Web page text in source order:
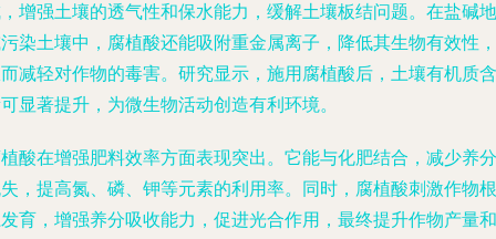
增强土壤的透气性和保水能力，缓解土壤板结问题。在盐碱地
染土壤中，腐植酸还能吸附重金属离子，降低其生物有效性，
减轻对作物的毒害。研究显示，施用腐植酸后，土壤有机质含
显著提升，为微生物活动创造有利环境。
酸在增强肥料效率方面表现突出。它能与化肥结合，减少养分
，提高氮、磷、钾等元素的利用率。同时，腐植酸刺激作物根
育，增强养分吸收能力，促进光合作用，最终提升作物产量和